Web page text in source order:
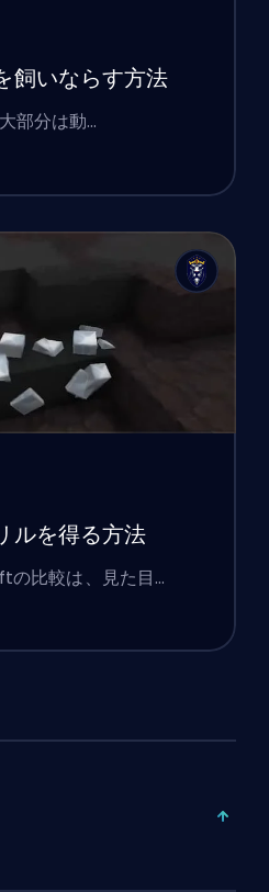
飼いならす方法
部分は動…
ルを得る方法
比較は、見た目…